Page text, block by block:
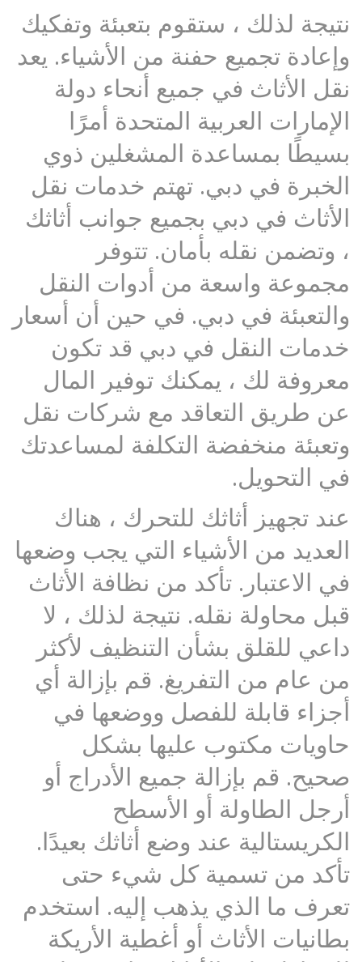
نتيجة لذلك ، ستقوم بتعبئة وتفكيك
وإعادة تجميع حفنة من الأشياء. يعد
نقل الأثاث في جميع أنحاء دولة
الإمارات العربية المتحدة أمرًا
بسيطًا بمساعدة المشغلين ذوي
الخبرة في دبي. تهتم خدمات نقل
الأثاث في دبي بجميع جوانب أثاثك
، وتضمن نقله بأمان. تتوفر
مجموعة واسعة من أدوات النقل
والتعبئة في دبي. في حين أن أسعار
خدمات النقل في دبي قد تكون
معروفة لك ، يمكنك توفير المال
عن طريق التعاقد مع شركات نقل
وتعبئة منخفضة التكلفة لمساعدتك
في التحويل.
عند تجهيز أثاثك للتحرك ، هناك
العديد من الأشياء التي يجب وضعها
في الاعتبار. تأكد من نظافة الأثاث
قبل محاولة نقله. نتيجة لذلك ، لا
داعي للقلق بشأن التنظيف لأكثر
من عام من التفريغ. قم بإزالة أي
أجزاء قابلة للفصل ووضعها في
حاويات مكتوب عليها بشكل
صحيح. قم بإزالة جميع الأدراج أو
أرجل الطاولة أو الأسطح
الكريستالية عند وضع أثاثك بعيدًا.
تأكد من تسمية كل شيء حتى
تعرف ما الذي يذهب إليه. استخدم
بطانيات الأثاث أو أغطية الأريكة